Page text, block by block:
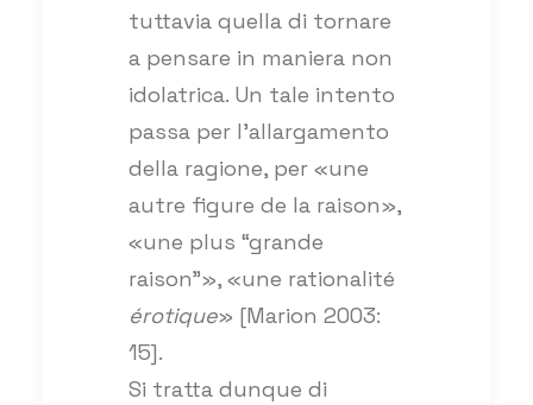
tuttavia quella di tornare
a pensare in maniera non
idolatrica. Un tale intento
passa per l’allargamento
della ragione, per «une
autre figure de la raison»,
«une plus “grande
raison”», «une rationalité
érotique» [Marion 2003:
15].
Si tratta dunque di